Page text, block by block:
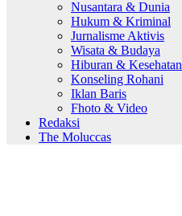
Nusantara & Dunia
Hukum & Kriminal
Jurnalisme Aktivis
Wisata & Budaya
Hiburan & Kesehatan
Konseling Rohani
Iklan Baris
Fhoto & Video
Redaksi
The Moluccas